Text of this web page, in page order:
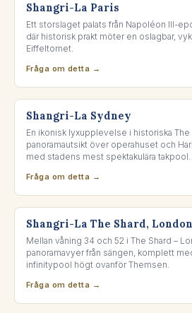
Shangri-La Paris
Ett storslaget palats från Napoléon III-
där historisk prakt möter en oslagbar,
Eiffeltornet.
Fråga om detta →
THE ROCKS, SYDNEY
Shangri-La Sydney
En ikonisk lyxupplevelse i historiska The
panoramautsikt över operahuset och
med stadens mest spektakulära takpool.
Fråga om detta →
LONDON BRIDGE, LONDON
Shangri-La The Shard, London
Mellan våning 34 och 52 i The Shard –
panoramavyer från sängen, komplett
infinitypool högt ovanför Themsen.
Fråga om detta →
ADMIRALTY, HONG KONG